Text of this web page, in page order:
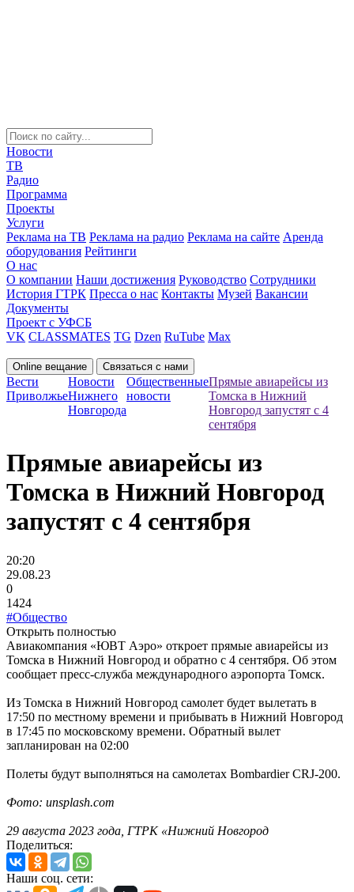
Новости
ТВ
Радио
Программа
Проекты
Услуги
Реклама на ТВ Реклама на радио Реклама на сайте Аренда
оборудования Рейтинги
О нас
О компании Наши достижения Руководство Сотрудники
История ГТРК Пресса о нас Контакты Музей Вакансии
Документы
Проект с УФСБ
VK CLASSMATES TG Dzen RuTube Max
Online вещание Связаться с нами
Вести
Приволжье
Новости
Нижнего
Новгорода
Общественные
новости
Прямые авиарейсы из
Томска в Нижний
Новгород запустят с 4
сентября
Прямые авиарейсы из
Томска в Нижний Новгород
запустят с 4 сентября
20:20
29.08.23
0
1424
#Общество
Открыть полностью
Авиакомпания «ЮВТ Аэро» откроет прямые авиарейсы из
Томска в Нижний Новгород и обратно с 4 сентября. Об этом
сообщает пресс-служба международного аэропорта Томск.
Из Томска в Нижний Новгород самолет будет вылетать в
17:50 по местному времени и прибывать в Нижний Новгород
в 17:45 по московскому времени. Обратный вылет
запланирован на 02:00
Полеты будут выполняться на самолетах Bombardier CRJ-200.
Фото: unsplash.com
29 августа 2023 года, ГТРК «Нижний Новгород
Поделиться:
Наши соц. сети: